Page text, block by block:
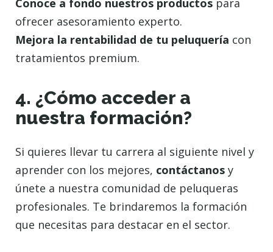
Conoce a fondo nuestros productos para
ofrecer asesoramiento experto.
Mejora la rentabilidad de tu peluquería con
tratamientos premium.
4. ¿Cómo acceder a
nuestra formación?
Si quieres llevar tu carrera al siguiente nivel y
aprender con los mejores, contáctanos y
únete a nuestra comunidad de peluqueras
profesionales. Te brindaremos la formación
que necesitas para destacar en el sector.